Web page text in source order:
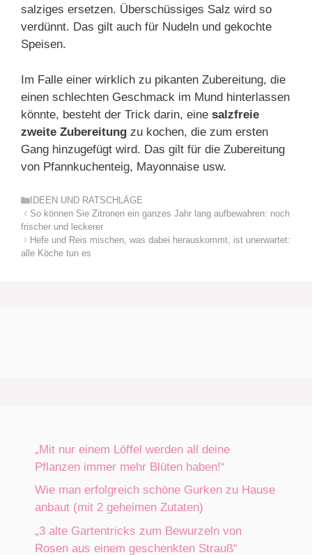
salziges ersetzen. Überschüssiges Salz wird so
verdünnt. Das gilt auch für Nudeln und gekochte
Speisen.
Im Falle einer wirklich zu pikanten Zubereitung, die
einen schlechten Geschmack im Mund hinterlassen
könnte, besteht der Trick darin, eine salzfreie
zweite Zubereitung zu kochen, die zum ersten
Gang hinzugefügt wird. Das gilt für die Zubereitung
von Pfannkuchenteig, Mayonnaise usw.
Kategorien
IDEEN UND RATSCHLÄGE
So können Sie Zitronen ein ganzes Jahr lang aufbewahren: noch
frischer und leckerer
Hefe und Reis mischen, was dabei herauskommt, ist unerwartet:
alle Köche tun es
„Mit nur einem Löffel werden all deine
Pflanzen immer mehr Blüten haben!“
Wie man erfolgreich schöne Gurken zu Hause
anbaut (mit 2 geheimen Zutaten)
„3 alte Gartentricks zum Bewurzeln von
Rosen aus einem geschenkten Strauß“